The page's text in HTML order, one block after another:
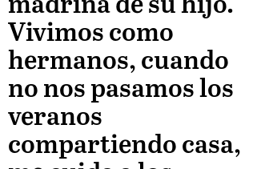
Vivimos como
hermanos, cuando
no nos pasamos los
veranos
compartiendo casa,